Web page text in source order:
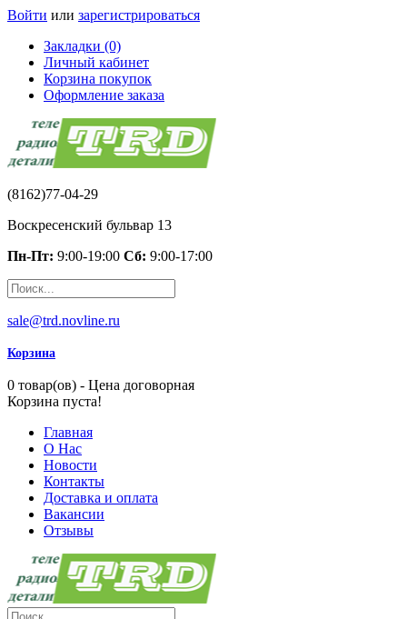
Войти или зарегистрироваться
Закладки (0)
Личный кабинет
Корзина покупок
Оформление заказа
(8162)77-04-29
Воскресенский бульвар 13
Пн-Пт: 9:00-19:00 Сб: 9:00-17:00
sale@trd.novline.ru
Корзина
0 товар(ов) - Цена договорная
Корзина пуста!
Главная
О Нас
Новости
Контакты
Доставка и оплата
Вакансии
Отзывы